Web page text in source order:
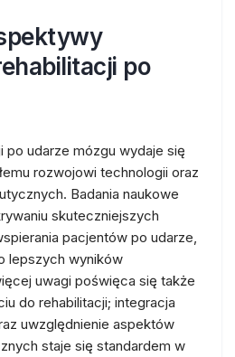
po
po udarze mózgu wydaje się
rozwojowi technologii oraz
Badania naukowe
skuteczniejszych
pacjentów po udarze,
lepszych wyników
uwagi poświęca się także
do rehabilitacji; integracja
uwzględnienie aspektów
staje się standardem w